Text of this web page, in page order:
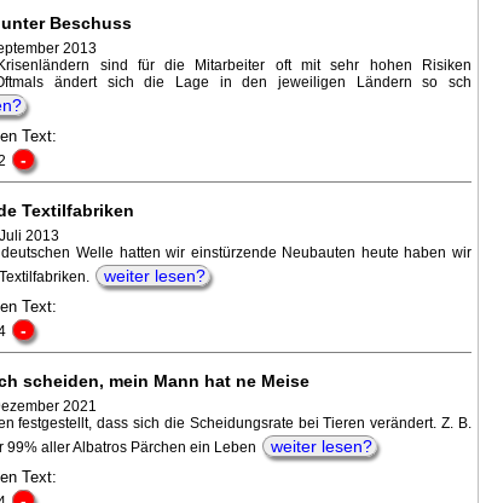
Beschuss
2013
sind für die Mitarbeiter oft mit sehr hohen Risiken
ändert sich die Lage in den jeweiligen Ländern so sch
Text:
-
Textilfabriken
2013
Welle hatten wir einstürzende Neubauten heute haben wir
weiter lesen?
Text:
-
scheiden, mein Mann hat ne Meise
2021
festgestellt, dass sich die Scheidungsrate bei Tieren verändert. Z. B.
99% aller Albatros Pärchen ein Leben
weiter lesen?
Text: